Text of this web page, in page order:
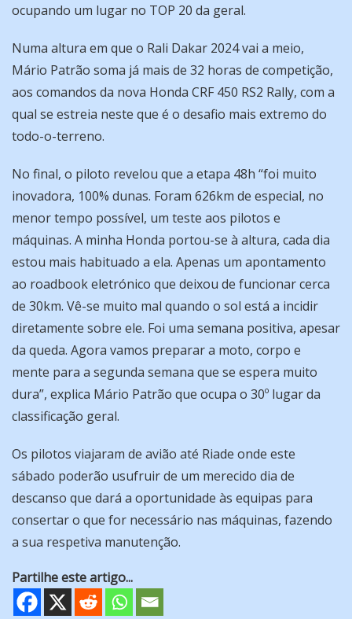
ocupando um lugar no TOP 20 da geral.
Numa altura em que o Rali Dakar 2024 vai a meio,
Mário Patrão soma já mais de 32 horas de competição,
aos comandos da nova Honda CRF 450 RS2 Rally, com a
qual se estreia neste que é o desafio mais extremo do
todo-o-terreno.
No final, o piloto revelou que a etapa 48h “foi muito
inovadora, 100% dunas. Foram 626km de especial, no
menor tempo possível, um teste aos pilotos e
máquinas. A minha Honda portou-se à altura, cada dia
estou mais habituado a ela. Apenas um apontamento
ao roadbook eletrónico que deixou de funcionar cerca
de 30km. Vê-se muito mal quando o sol está a incidir
diretamente sobre ele. Foi uma semana positiva, apesar
da queda. Agora vamos preparar a moto, corpo e
mente para a segunda semana que se espera muito
dura”, explica Mário Patrão que ocupa o 30º lugar da
classificação geral.
Os pilotos viajaram de avião até Riade onde este
sábado poderão usufruir de um merecido dia de
descanso que dará a oportunidade às equipas para
consertar o que for necessário nas máquinas, fazendo
a sua respetiva manutenção.
Partilhe este artigo...